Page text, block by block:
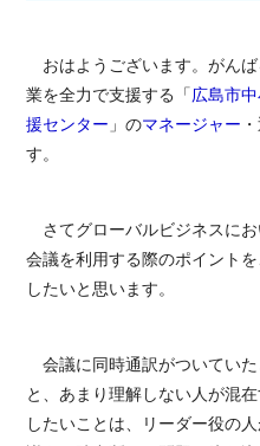
おはようございます。がん
業を全力で支援する「広島市
援センター 」のマネージャー
す。
さてグローバルビジネスにお
会議を利用する際のポイント
したいと思います。
会議に同時通訳がついてい
と、あまり理解しない人が混
したいことは、リーダー役の